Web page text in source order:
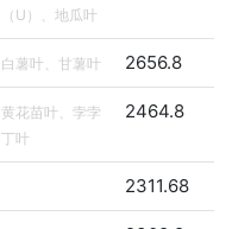
（U）、地瓜叶
白薯叶、甘薯叶 2656.8
黄花苗叶、孛孛
丁叶
2464.8
2311.68